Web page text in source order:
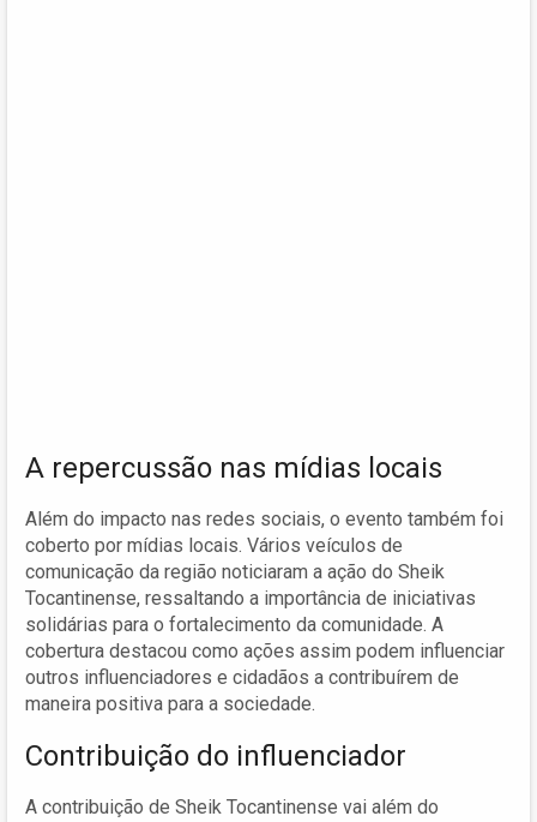
A repercussão nas mídias locais
Além do impacto nas redes sociais, o evento também foi
coberto por mídias locais. Vários veículos de
comunicação da região noticiaram a ação do Sheik
Tocantinense, ressaltando a importância de iniciativas
solidárias para o fortalecimento da comunidade. A
cobertura destacou como ações assim podem influenciar
outros influenciadores e cidadãos a contribuírem de
maneira positiva para a sociedade.
Contribuição do influenciador
A contribuição de Sheik Tocantinense vai além do